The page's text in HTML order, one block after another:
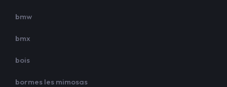
bmw
bmx
bois
bormes les mimosas